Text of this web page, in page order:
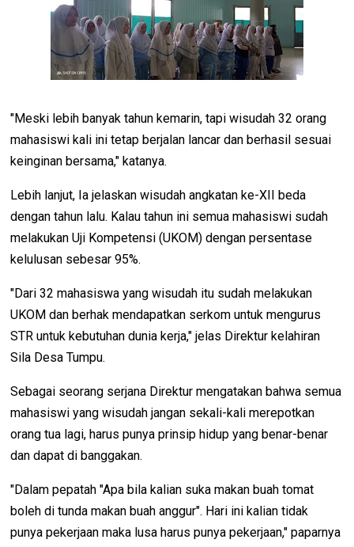
"Meski lebih banyak tahun kemarin, tapi wisudah 32 orang
mahasiswi kali ini tetap berjalan lancar dan berhasil sesuai
keinginan bersama," katanya.
Lebih lanjut, Ia jelaskan wisudah angkatan ke-XII beda
dengan tahun lalu. Kalau tahun ini semua mahasiswi sudah
melakukan Uji Kompetensi (UKOM) dengan persentase
kelulusan sebesar 95%.
"Dari 32 mahasiswa yang wisudah itu sudah melakukan
UKOM dan berhak mendapatkan serkom untuk mengurus
STR untuk kebutuhan dunia kerja," jelas Direktur kelahiran
Sila Desa Tumpu.
Sebagai seorang serjana Direktur mengatakan bahwa semua
mahasiswi yang wisudah jangan sekali-kali merepotkan
orang tua lagi, harus punya prinsip hidup yang benar-benar
dan dapat di banggakan.
"Dalam pepatah "Apa bila kalian suka makan buah tomat
boleh di tunda makan buah anggur". Hari ini kalian tidak
punya pekerjaan maka lusa harus punya pekerjaan," paparnya